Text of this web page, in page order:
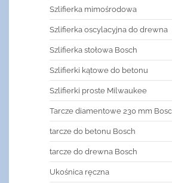
Szlifierka mimośrodowa
Szlifierka oscylacyjna do drewna
Szlifierka stołowa Bosch
Szlifierki kątowe do betonu
Szlifierki proste Milwaukee
Tarcze diamentowe 230 mm
tarcze do betonu Bosch
tarcze do drewna Bosch
Ukośnica ręczna